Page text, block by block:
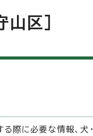
山区］
る際に必要な情報、